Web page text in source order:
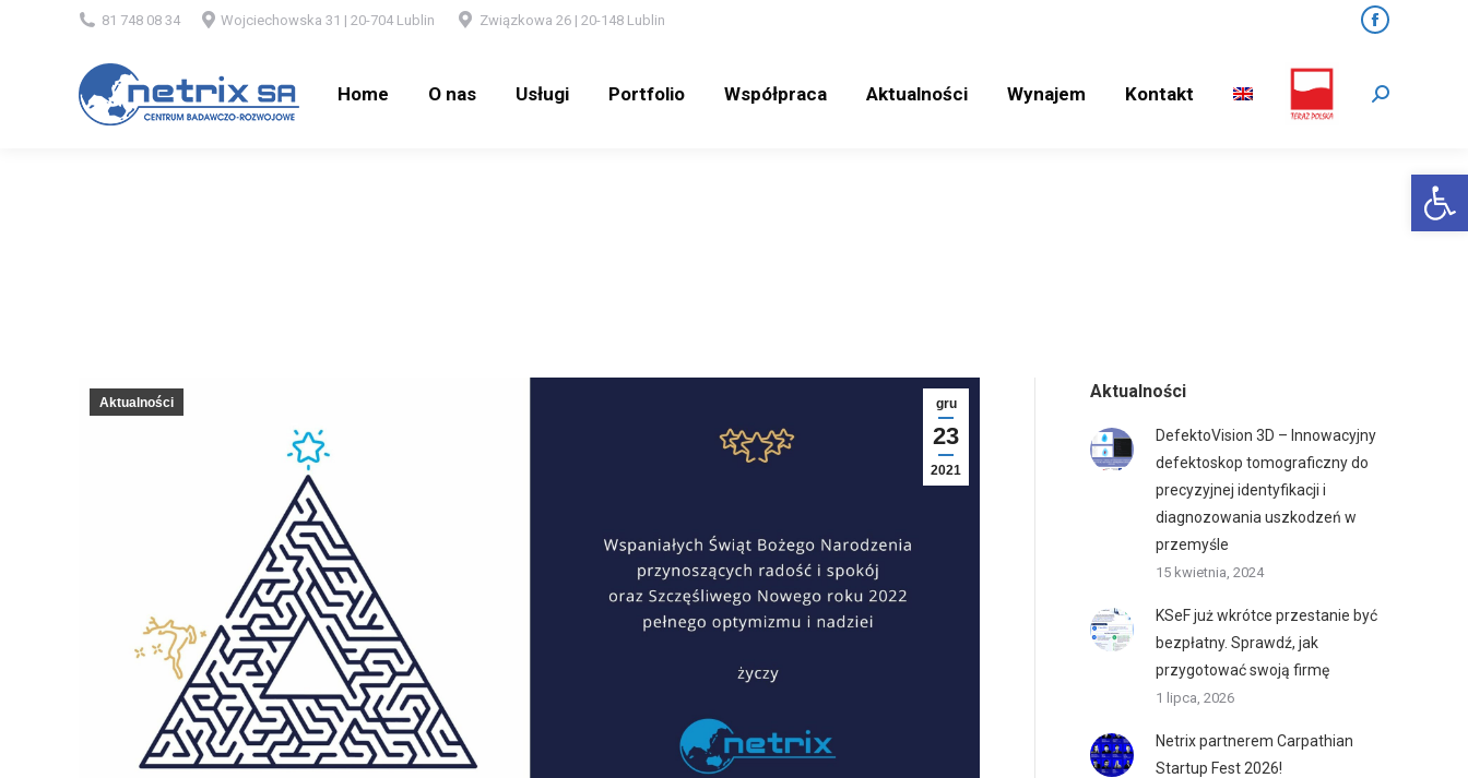
81 748 08 34 Wojciechowska 31 | 20-704 Lublin Związkowa 26 | 20-148 Lublin
Facebook
Home O nas Usługi Portfolio Współpraca Aktualności Wynajem Kontakt Search:
gru
23
2021
Aktualności
Aktualności
DefektoVision 3D – Innowacyjny
defektoskop tomograficzny do
precyzyjnej identyfikacji i
diagnozowania uszkodzeń w
przemyśle
15 kwietnia, 2024
KSeF już wkrótce przestanie być
bezpłatny. Sprawdź, jak
przygotować swoją firmę
1 lipca, 2026
Netrix partnerem Carpathian
Startup Fest 2026!
Usługi Search: